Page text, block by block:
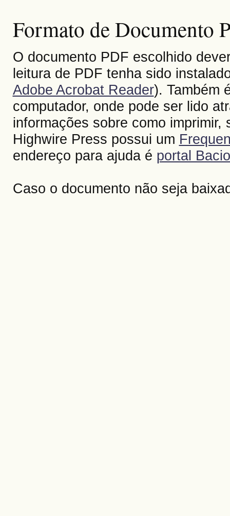
Formato de Documento
O documento PDF escolhido
leitura de PDF tenha sido
Adobe Acrobat Reader). Também
computador, onde pode ser lido
informações sobre como
Highwire Press possui um
endereço para ajuda é portal
Caso o documento não seja